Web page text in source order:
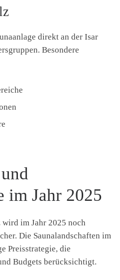
direkt an der Isar
Besondere
im Jahr 2025
wird im Jahr 2025 noch
Die Saunalandschaften im
Preisstrategie, die
Budgets berücksichtigt.